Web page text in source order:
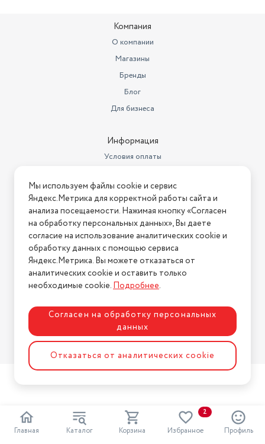
Главная Каталог Корзина Избранное
2
Профиль
Компания
О компании
Магазины
Бренды
Блог
Для бизнеса
Информация
Условия оплаты
Условия возврата
Нашли ошибку на сайте? Напишите нам
2026 © Интернет-магазин "АстМаркет". У нас есть всё!
Политика конфиденциальности
Разработка сайтаASTDESIGN
Мы используем файлы cookie и сервис
Яндекс.Метрика для корректной работы сайта и
анализа посещаемости. Нажимая кнопку «Согласен
на обработку персональных данных», Вы даете
согласие на использование аналитических cookie и
обработку данных с помощью сервиса
Яндекс.Метрика. Вы можете отказаться от
аналитических cookie и оставить только
необходимые cookie.Подробнее.
Согласен на обработку персональных
данных
Отказаться от аналитических cookie